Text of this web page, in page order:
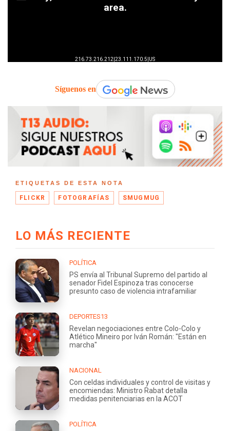
Síguenos en
ETIQUETAS DE ESTA NOTA
FLICKR FOTOGRAFÍAS SMUGMUG
LO MÁS RECIENTE
POLÍTICA
PS envía al Tribunal Supremo del partido al
senador Fidel Espinoza tras conocerse
presunto caso de violencia intrafamiliar
DEPORTES13
Revelan negociaciones entre Colo-Colo y
Atlético Mineiro por Iván Román: "Están en
marcha"
NACIONAL
Con celdas individuales y control de visitas y
encomiendas: Ministro Rabat detalla
medidas penitenciarias en la ACOT
POLÍTICA